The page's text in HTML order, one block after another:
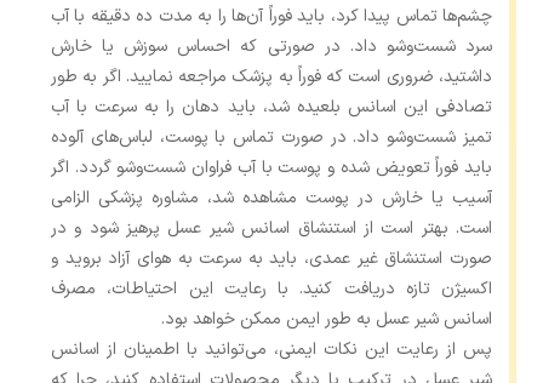
چشم‌ها تماس پیدا کرد، باید فوراً آن‌ها را به مدت ده دقیقه با آب
سرد شست‌وشو داد. در صورتی که احساس سوزش یا خارش
داشتید، ضروری است که فوراً به پزشک مراجعه نمایید. اگر به طور
تصادفی این اسانس بلعیده شد، باید دهان را به سرعت با آب
تمیز شست‌وشو داد. در صورت تماس با پوست، لباس‌های آلوده
باید فوراً تعویض شده و پوست با آب فراوان شست‌وشو گردد. اگر
آسیب یا خارش در پوست مشاهده شد، مشاوره پزشکی الزامی
است. بهتر است از استنشاق اسانس شیر عسل پرهیز شود و در
صورت استنشاق غیر عمدی، باید به سرعت به هوای آزاد بروید و
اکسیژن تازه دریافت کنید. با رعایت این احتیاطات، مصرف
اسانس شیر عسل به‌ طور ایمن ممکن خواهد بود.
پس از رعایت این نکات ایمنی، می‌توانید با اطمینان از اسانس